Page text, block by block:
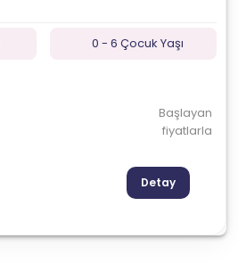
0 - 6 Çocuk Yaşı
Başlayan
fiyatlarla
Detay